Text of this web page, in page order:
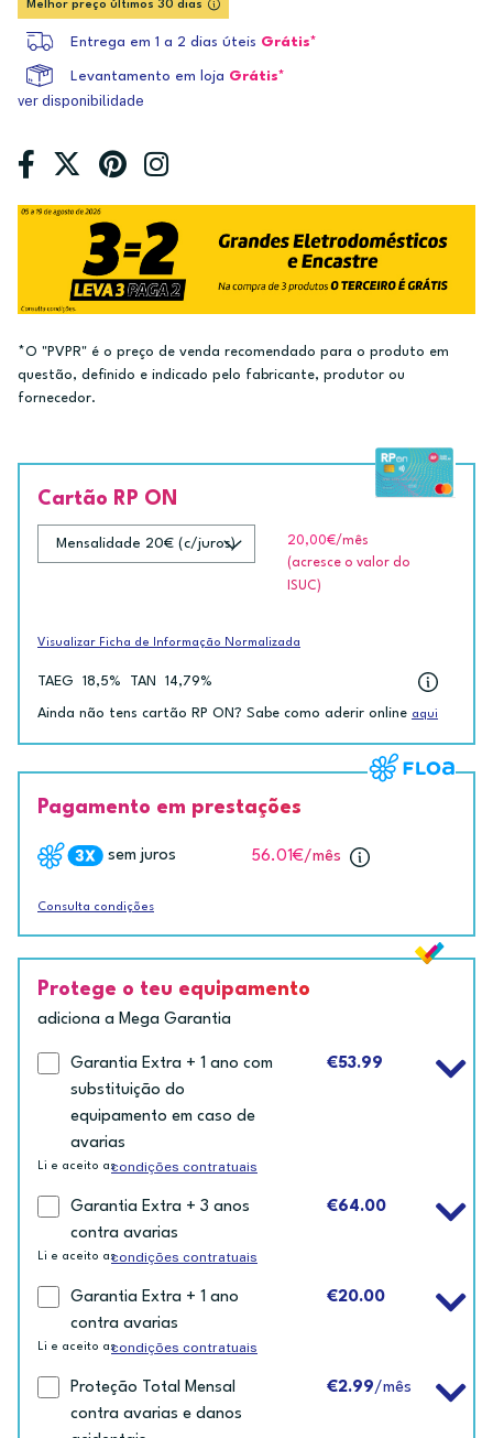
Melhor preço últimos 30 dias
Entrega em 1 a 2 dias úteis Grátis*
Levantamento em loja Grátis*
ver disponibilidade
*O "PVPR" é o preço de venda recomendado para o produto em
questão, definido e indicado pelo fabricante, produtor ou
fornecedor.
Cartão RP ON
20,00€/mês
(acresce o valor do
ISUC)
Visualizar Ficha de Informação Normalizada
TAEG 18,5% TAN 14,79%
Ainda não tens cartão RP ON? Sabe como aderir online aqui
Pagamento em prestações
sem juros 56.01€/mês
Consulta condições
Protege o teu equipamento
adiciona a Mega Garantia
Garantia Extra + 1 ano com
substituição do
equipamento em caso de
avarias
€53.99
Li e aceito ascondições contratuais
Garantia Extra + 3 anos
contra avarias
€64.00
Li e aceito ascondições contratuais
Garantia Extra + 1 ano
contra avarias
€20.00
Li e aceito ascondições contratuais
Proteção Total Mensal
contra avarias e danos
€2.99/mês